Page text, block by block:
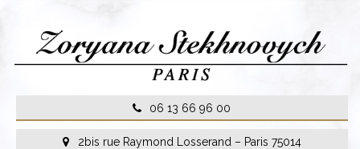
content
06 13 66 96 00
2bis rue Raymond Losserand – Paris 75014